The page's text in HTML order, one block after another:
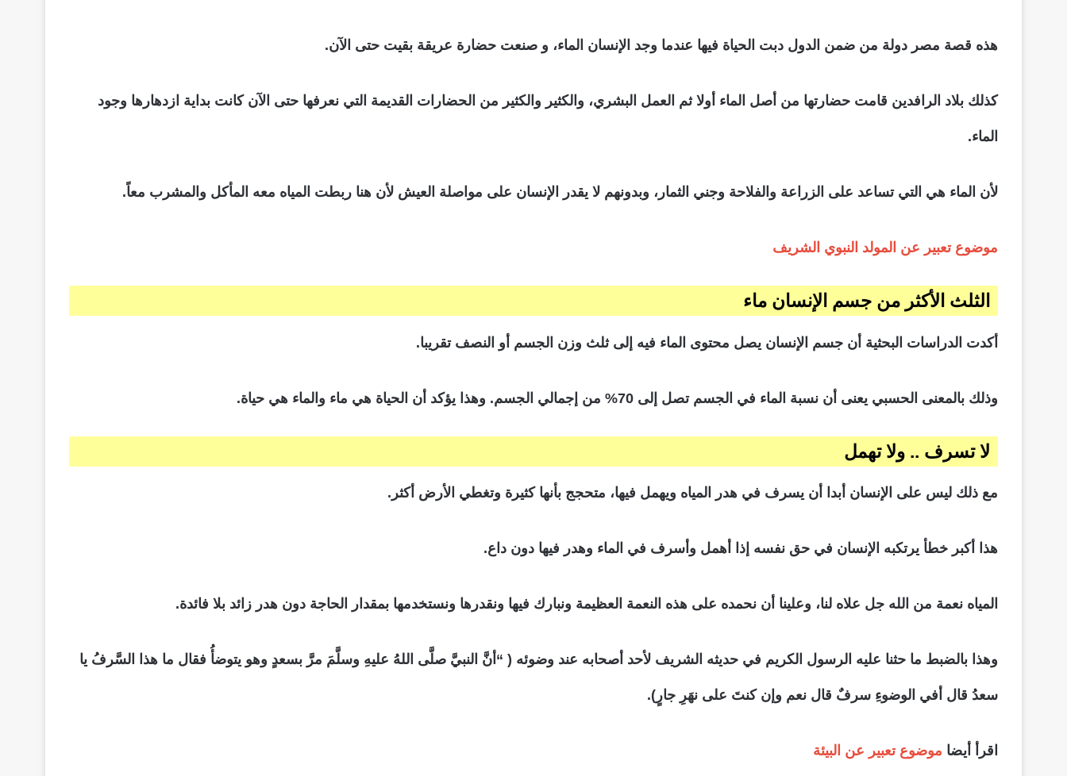
هذه قصة مصر دولة من ضمن الدول دبت الحياة فيها عندما وجد الإنسان الماء، و صنعت حضارة عريقة بقيت حتى الآن.
كذلك بلاد الرافدين قامت حضارتها من أصل الماء أولا ثم العمل البشري، والكثير والكثير من الحضارات القديمة التي نعرفها حتى الآن كانت بداية ازدهارها وجود
الماء.
لأن الماء هي التي تساعد على الزراعة والفلاحة وجني الثمار، وبدونهم لا يقدر الإنسان على مواصلة العيش لأن هنا ربطت المياه معه المأكل والمشرب معاً.
موضوع تعبير عن المولد النبوي الشريف
الثلث الأكثر من جسم الإنسان ماء
أكدت الدراسات البحثية أن جسم الإنسان يصل محتوى الماء فيه إلى ثلث وزن الجسم أو النصف تقريبا.
وذلك بالمعنى الحسبي يعنى أن نسبة الماء في الجسم تصل إلى 70% من إجمالي الجسم. وهذا يؤكد أن الحياة هي ماء والماء هي حياة.
لا تسرف .. ولا تهمل
مع ذلك ليس على الإنسان أبدا أن يسرف في هدر المياه ويهمل فيها، متحجج بأنها كثيرة وتغطي الأرض أكثر.
هذا أكبر خطأ يرتكبه الإنسان في حق نفسه إذا أهمل وأسرف في الماء وهدر فيها دون داع.
المياه نعمة من الله جل علاه لنا، وعلينا أن نحمده على هذه النعمة العظيمة ونبارك فيها ونقدرها ونستخدمها بمقدار الحاجة دون هدر زائد بلا فائدة.
وهذا بالضبط ما حثنا عليه الرسول الكريم في حديثه الشريف لأحد أصحابه عند وضوئه ( “أنَّ النبيَّ صلَّى اللهُ عليهِ وسلَّمَ مرَّ بسعدٍ وهو يتوضأُ فقال ما هذا السَّرفُ يا
سعدُ قال أفي الوضوءِ سرفٌ قال نعم وإن كنتَ على نهَرِ جارٍ).
اقرأ أيضا موضوع تعبير عن البيئة